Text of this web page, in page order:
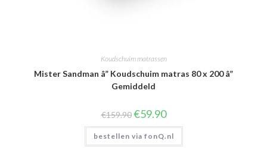
Koudschuim matrassen
Mister Sandman â” Koudschuim matras 80 x 200 â”
Gemiddeld
€159.90 Oorspronkelijke
prijs
was:
€159.90.
€59.90Huidige
prijs
is:
€59.90.
bestellen via fonQ.nl